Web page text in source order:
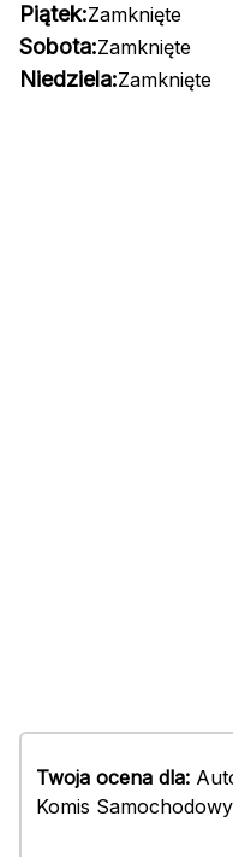
Piątek:Zamknięte
Sobota:Zamknięte
Niedziela:Zamknięte
Twoja ocena dla:
Komis